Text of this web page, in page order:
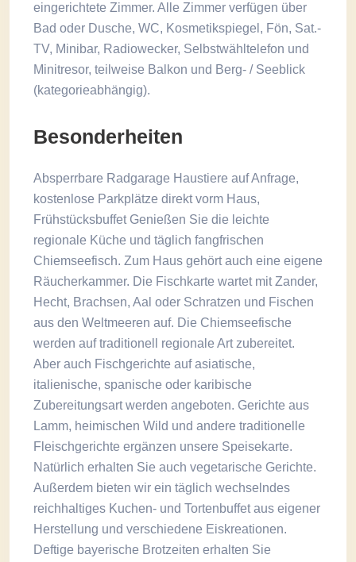
eingerichtete Zimmer. Alle Zimmer verfügen über
Bad oder Dusche, WC, Kosmetikspiegel, Fön, Sat.-
TV, Minibar, Radiowecker, Selbstwähltelefon und
Minitresor, teilweise Balkon und Berg- / Seeblick
(kategorieabhängig).
Besonderheiten
Absperrbare Radgarage Haustiere auf Anfrage,
kostenlose Parkplätze direkt vorm Haus,
Frühstücksbuffet Genießen Sie die leichte
regionale Küche und täglich fangfrischen
Chiemseefisch. Zum Haus gehört auch eine eigene
Räucherkammer. Die Fischkarte wartet mit Zander,
Hecht, Brachsen, Aal oder Schratzen und Fischen
aus den Weltmeeren auf. Die Chiemseefische
werden auf traditionell regionale Art zubereitet.
Aber auch Fischgerichte auf asiatische,
italienische, spanische oder karibische
Zubereitungsart werden angeboten. Gerichte aus
Lamm, heimischen Wild und andere traditionelle
Fleischgerichte ergänzen unsere Speisekarte.
Natürlich erhalten Sie auch vegetarische Gerichte.
Außerdem bieten wir ein täglich wechselndes
reichhaltiges Kuchen- und Tortenbuffet aus eigener
Herstellung und verschiedene Eiskreationen.
Deftige bayerische Brotzeiten erhalten Sie